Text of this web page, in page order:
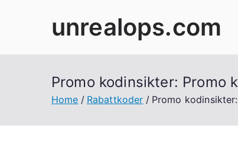
unrealops.com
Promo kodinsikter: Promo
Home Rabattkoder Promo